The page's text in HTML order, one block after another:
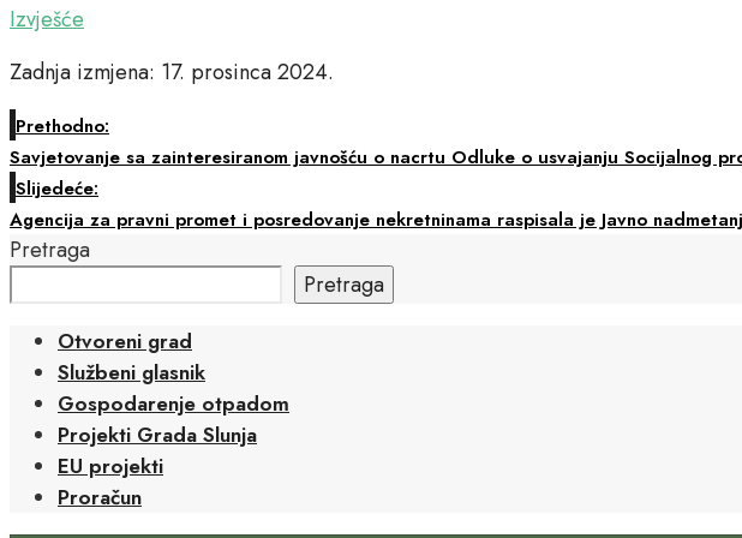
Izvješće
Zadnja izmjena: 17. prosinca 2024.
Prethodno:
Savjetovanje sa zainteresiranom javnošću o nacrtu Odluke o usvajanju Socijalnog
Slijedeće:
Agencija za pravni promet i posredovanje nekretninama raspisala je Javno
Pretraga
Pretraga
Otvoreni grad
Službeni glasnik
Gospodarenje otpadom
Projekti Grada Slunja
EU projekti
Proračun